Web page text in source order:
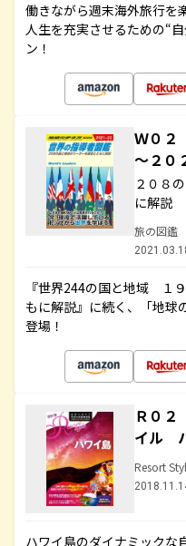
働きながら週末海外旅行を
人生を充実させるための“
ン！
Ｗ０２
～２０
２０８
に解説
旅の図鑑
『世界244の国と地域 １
もに解説』に続く、「地球
登場！
Ｒ０
イル
Resort
ハワイ島のダイナミックな